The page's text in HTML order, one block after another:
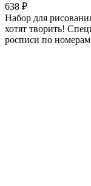
638 ₽
Набор для
хотят творить!
росписи по